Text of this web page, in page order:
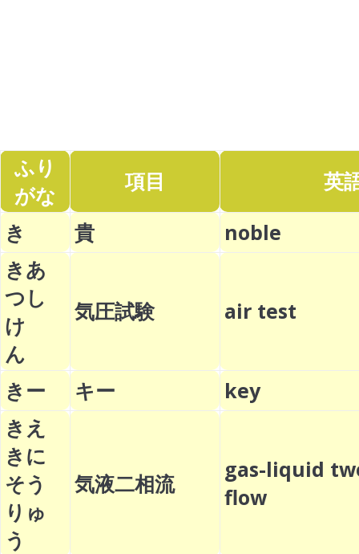
ふり
がな
項目
英
き
貴
noble
きあ
つし
け
ん
気圧試験 air test
きー キー
key
きえ
きに
そう
りゅ
う
気液二相流
gas-liquid
flow